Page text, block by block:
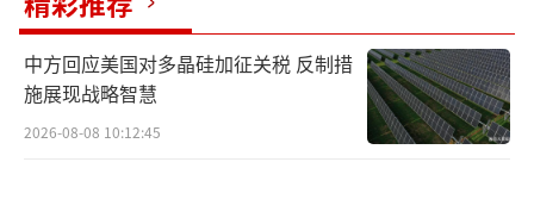
中方回应美国对多晶硅加征关税 反制措
施展现战略智慧
2026-08-08 10:12:45